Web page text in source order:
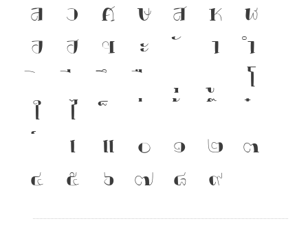
ล
ว ศ ษ ส ห
ฬ
อ
ฮ ฯ ะ า
ำ
โ
ใ
ไ
เ
แ ๐ ๑ ๒
๓
๔
๕ ๖ ๗ ๘ ๙